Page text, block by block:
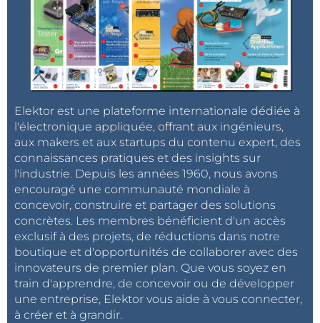
Elektor est une plateforme internationale dédiée à
l'électronique appliquée, offrant aux ingénieurs,
aux makers et aux startups du contenu expert, des
connaissances pratiques et des insights sur
l'industrie. Depuis les années 1960, nous avons
encouragé une communauté mondiale à
concevoir, construire et partager des solutions
concrètes. Les membres bénéficient d'un accès
exclusif à des projets, de réductions dans notre
boutique et d'opportunités de collaborer avec des
innovateurs de premier plan. Que vous soyez en
train d'apprendre, de concevoir ou de développer
une entreprise, Elektor vous aide à vous connecter,
à créer et à grandir.